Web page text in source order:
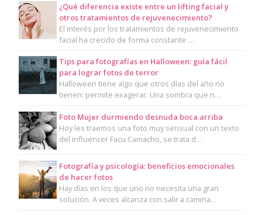
¿Qué diferencia existe entre un lifting facial y
otros tratamientos de rejuvenecimiento?
El interés por los tratamientos de rejuvenecimiento
facial ha crecido de forma constante …
Tips para fotografías en Halloween: guía fácil
para lograr fotos de terror
Halloween tiene algo que otros días del año no
tienen: permite exagerar. Una sombra que n…
Foto Mujer durmiendo desnuda boca arriba
Hoy les traemos una foto muy sensual con un texto
del influencer Facu Camacho, se trata d…
Fotografía y psicología: beneficios emocionales
de hacer fotos
Hay días en los que uno no necesita una gran
solución. A veces alcanza con salir a camina…